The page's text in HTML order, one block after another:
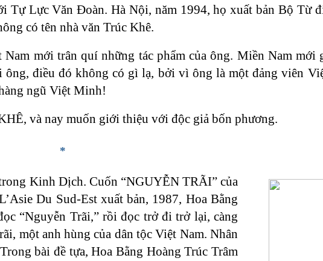
Tự Lực Văn Đoàn. Hà Nội, năm 1994, họ xuất bản Bộ Từ
có tên nhà văn Trúc Khê.
mới trân quí những tác phẩm của ông. Miền Nam mới
điều đó không có gì lạ, bởi vì ông là một đảng viên
ngũ Việt Minh!
và nay muốn giới thiệu với độc giả bốn phương.
*
Kinh Dịch. Cuốn “NGUYỄN TRÃI” của
Du Sud-Est xuất bản, 1987, Hoa Bằng
“Nguyễn Trãi,” rồi đọc trở đi trở lại, càng
một anh hùng của dân tộc Việt Nam. Nhân
bài đề tựa, Hoa Bằng Hoàng Trúc Trâm